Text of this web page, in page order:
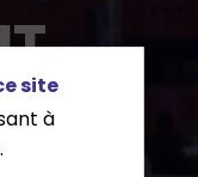
site
à